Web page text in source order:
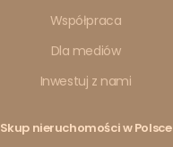
Współpraca
Dla mediów
Inwestuj z nami
Skup nieruchomości w Polsce